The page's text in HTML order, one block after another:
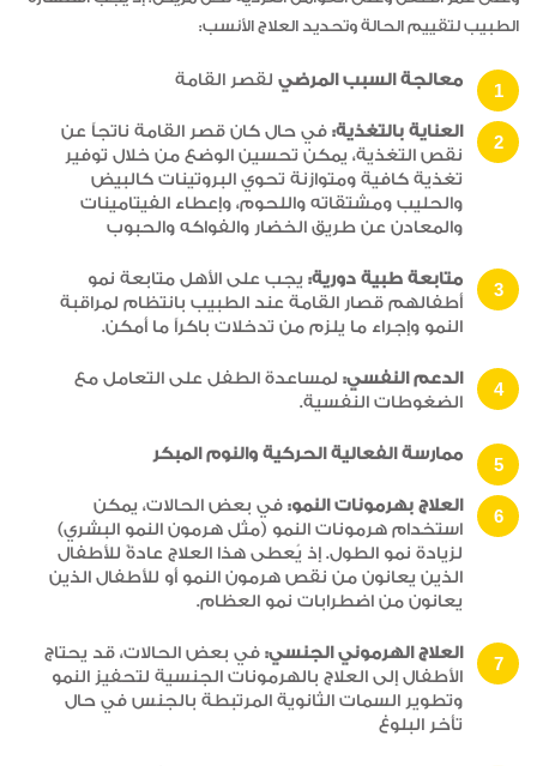
الطبيب لتقييم الحالة وتحديد العلاج الأنسب:
معالجة السبب المرضي لقصر القامة
العناية بالتغذية: في حال كان قصر القامة ناتجاً عن
نقص التغذية، يمكن تحسين الوضع من خلال توفير
تغذية كافية ومتوازنة تحوي البروتينات كالبيض
والحليب ومشتقاته واللحوم، وإعطاء الفيتامينات
والمعادن عن طريق الخضار والفواكه والحبوب
متابعة طبية دورية: يجب على الأهل متابعة نمو
أطفالهم قصار القامة عند الطبيب بانتظام لمراقبة
النمو وإجراء ما يلزم من تدخلات باكراً ما أمكن.
الدعم النفسي: لمساعدة الطفل على التعامل مع
الضغوطات النفسية.
ممارسة الفعالية الحركية والنوم المبكر
العلاج بهرمونات النمو: في بعض الحالات، يمكن
استخدام هرمونات النمو (مثل هرمون النمو البشري)
لزيادة نمو الطول. إذ يُعطى هذا العلاج عادةً للأطفال
الذين يعانون من نقص هرمون النمو أو للأطفال الذين
يعانون من اضطرابات نمو العظام.
العلاج الهرموني الجنسي: في بعض الحالات، قد يحتاج
الأطفال إلى العلاج بالهرمونات الجنسية لتحفيز النمو
وتطوير السمات الثانوية المرتبطة بالجنس في حال
تأخر البلوغ